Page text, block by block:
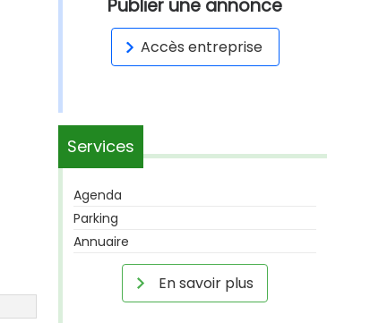
Publier une annonce
Accès entreprise
Services
Agenda
Parking
Annuaire
En savoir plus